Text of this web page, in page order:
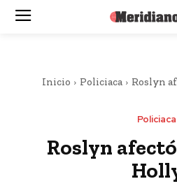
Inicio Policiaca Roslyn
Policiaca
Roslyn